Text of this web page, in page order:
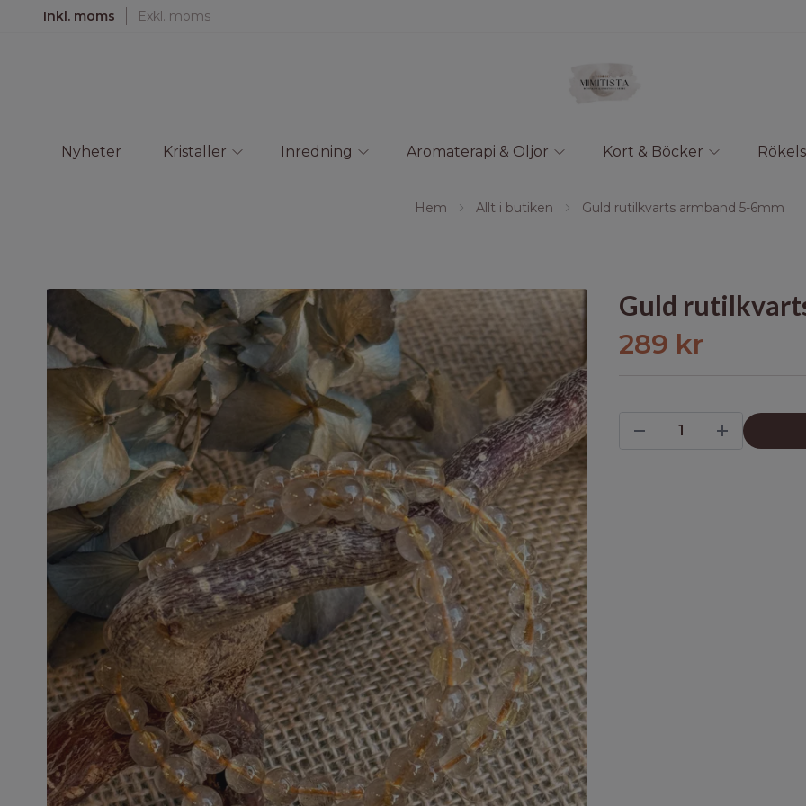
Inkl. moms Exkl. moms
Nyheter Kristaller Inredning Aromaterapi & Oljor Kort & Böcker
Hem Allt i butiken Guld rutilkvarts armband 5-6mm
Guld
289 kr